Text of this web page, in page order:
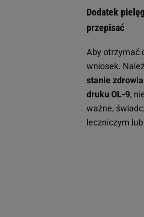
Dodatek
przepisać
Aby otrzymać
wniosek.
stanie zdrowia
druku OL-9,
ważne,
leczniczym